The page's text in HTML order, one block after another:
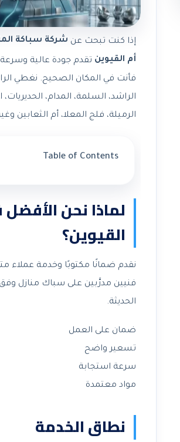
إذا كنت تبحث عن شركة سباكة
أم القيوين تقدم جودة عالية وسرعة
فأنت في المكان الصحيح. نغطي
الراشد، السلمة، المدام، الحديريات،
الرميلة، فلج المعلا، أم الثعابين
Table of Contents
لماذا نحن
القيوين؟
نقدم ضمانًا مكتوبًا وخدمة عملاء
فنيين مدرَّبين على سباك منازل وفق
الحديثة.
ضمان على العمل
تسعير واضح
سرعة استجابة
مواد معتمدة
نطاق الخدمة